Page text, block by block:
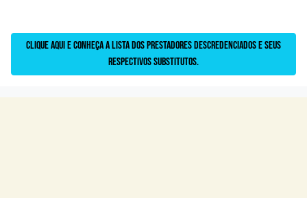
Clique aqui e conheça a lista dos prestadores descredenciados e seus
respectivos substitutos.